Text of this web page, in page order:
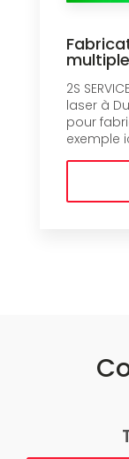
2S
laser à
pour
exemple